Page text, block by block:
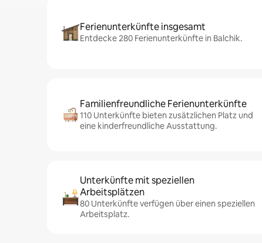
Ferienunterkünfte insgesamt
Entdecke 280 Ferienunterkünfte in Balchik.
Familienfreundliche Ferienunterkünfte
110 Unterkünfte bieten zusätzlichen Platz und
eine kinderfreundliche Ausstattung.
Unterkünfte mit speziellen
Arbeitsplätzen
80 Unterkünfte verfügen über einen speziellen
Arbeitsplatz.